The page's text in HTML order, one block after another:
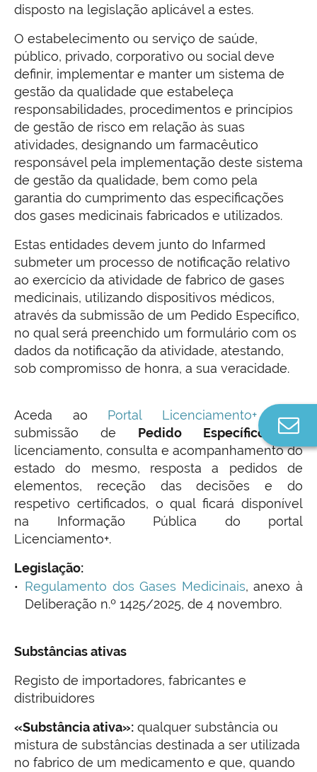
disposto na legislação aplicável a estes.
O estabelecimento ou serviço de saúde,
público, privado, corporativo ou social deve
definir, implementar e manter um sistema de
gestão da qualidade que estabeleça
responsabilidades, proce­dimentos e princípios
de gestão de risco em relação às suas
atividades, designando um farmacêutico
responsável pela implementação deste sistema
de gestão da qualidade, bem como pela
garantia do cumprimento das especificações
dos gases medicinais fabri­cados e utilizados.
Estas entidades devem junto do Infarmed
submeter um processo de notificação relativo
ao exercício da atividade de fabrico de gases
medicinais, utilizando dispositivos médicos,
através da submissão de um Pedido Específico,
no qual será preenchido um formulário com os
dados da notificação da atividade, atestando,
sob compromisso de honra, a sua veracidade.
Aceda ao Portal Licenciamento+para
submissão de Pedido Específico
de
licenciamento, consulta e acompanhamento do
estado do mesmo, resposta a pedidos de
elementos, receção das decisões e do
respetivo certificados, o qual ficará disponível
na Informação Pública do portal
Licenciamento+.
Legislação:
Regulamento dos Gases Medicinais, anexo à
Deliberação n.º 1425/2025, de 4 novembro.
Substâncias ativas
Registo de importadores, fabricantes e
distribuidores
«Substância ativa»: qualquer substância ou
mistura de substâncias destinada a ser utilizada
no fabrico de um medicamento e que, quando